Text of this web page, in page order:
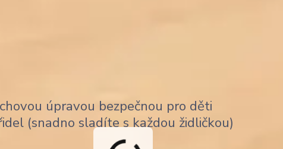
úpravou bezpečnou pro děti
(snadno sladíte s každou židličkou)